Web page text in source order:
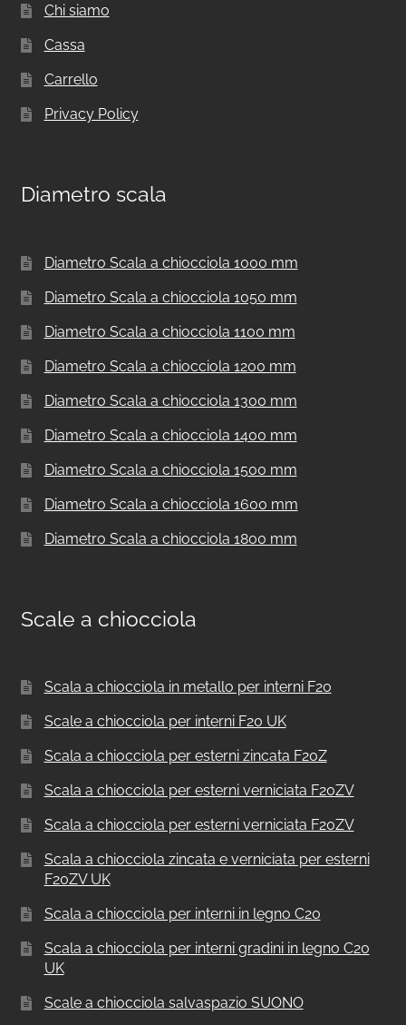
Chi siamo
Cassa
Carrello
Privacy Policy
Diametro scala
Diametro Scala a chiocciola 1000 mm
Diametro Scala a chiocciola 1050 mm
Diametro Scala a chiocciola 1100 mm
Diametro Scala a chiocciola 1200 mm
Diametro Scala a chiocciola 1300 mm
Diametro Scala a chiocciola 1400 mm
Diametro Scala a chiocciola 1500 mm
Diametro Scala a chiocciola 1600 mm
Diametro Scala a chiocciola 1800 mm
Scale a chiocciola
Scala a chiocciola in metallo per interni F20
Scale a chiocciola per interni F20 UK
Scala a chiocciola per esterni zincata F20Z
Scala a chiocciola per esterni verniciata F20ZV
Scala a chiocciola per esterni verniciata F20ZV
Scala a chiocciola zincata e verniciata per esterni
F20ZV UK
Scala a chiocciola per interni in legno C20
Scala a chiocciola per interni gradini in legno C20
UK
Scale a chiocciola salvaspazio SUONO